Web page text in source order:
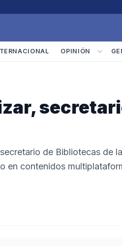
OPINIÓN
de Bibliotecas de la
en contenidos